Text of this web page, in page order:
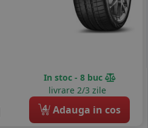
In stoc - 8 buc
livrare 2/3 zile
4 Adauga in cos